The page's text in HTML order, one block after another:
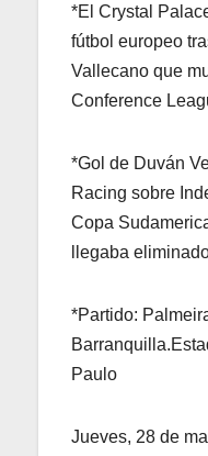
*El Crystal
fútbol europeo
Vallecano que
Conference
*Gol de Duván
Racing sobre
Copa
llegaba
*Partido:
Paulo
Jueves, 28 de